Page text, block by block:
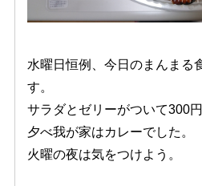
水曜日恒例、今日のまんまる
す。
サラダとゼリーがついて300円
夕べ我が家はカレーでした。
火曜の夜は気をつけよう。